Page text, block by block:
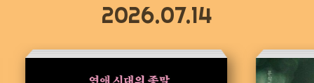
2026.07.14